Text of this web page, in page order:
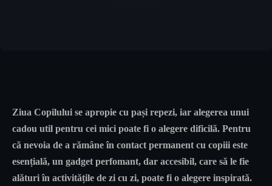
Ziua Copilului se apropie cu pași repezi, iar alegerea unui
cadou util pentru cei mici poate fi o alegere dificilă. Pentru
că nevoia de a rămâne în contact permanent cu copiii este
esențială, un gadget perfomant, dar accesibil, care să le fie
alături în activitățile de zi cu zi, poate fi o alegere inspirată.